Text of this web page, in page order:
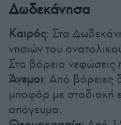
Δωδεκάνησα
Καιρός: Στα
νησιών του
Στα βόρεια νεφώσεις
Άνεμοι: Από βόρειες
μποφόρ με σταδιακή
απόγευμα.